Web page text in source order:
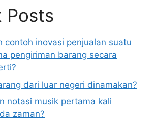
Posts
contoh inovasi penjualan suatu
pengiriman barang secara
dari luar negeri dinamakan?
notasi musik pertama kali
zaman?